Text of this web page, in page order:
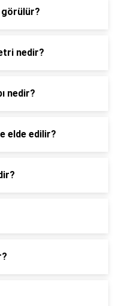
nedir?
nedir?
elde edilir?